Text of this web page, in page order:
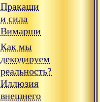
Пракаши
и сила
Вимарши
Как мы
декодируем
реальность?
Иллюзия
внешнего